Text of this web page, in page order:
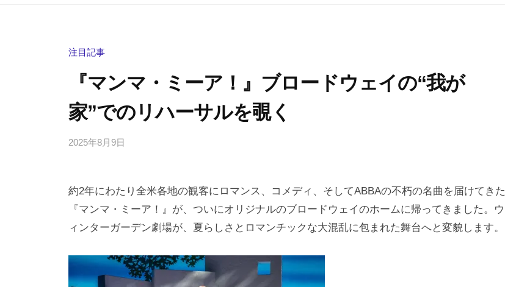
注目記事
『マンマ・ミーア！』ブロードウェイの“我が
家”でのリハーサルを覗く
2025年8月9日
g
a
h
の
コ
メ
ト
約2年にわたり全米各地の観客にロマンス、コメディ、そしてABBAの不朽の名曲を届けてきた
『マンマ・ミーア！』が、ついにオリジナルのブロードウェイのホームに帰ってきました。ウ
ィンターガーデン劇場が、夏らしさとロマンチックな大混乱に包まれた舞台へと変貌します。